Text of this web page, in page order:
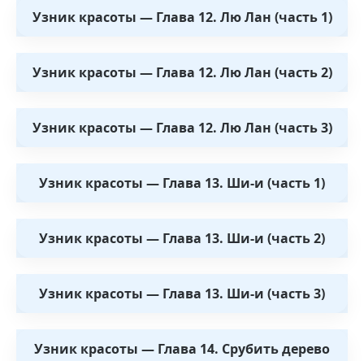
Узник красоты — Глава 12. Лю Лан (часть 1)
Узник красоты — Глава 12. Лю Лан (часть 2)
Узник красоты — Глава 12. Лю Лан (часть 3)
Узник красоты — Глава 13. Ши-и (часть 1)
Узник красоты — Глава 13. Ши-и (часть 2)
Узник красоты — Глава 13. Ши-и (часть 3)
Узник красоты — Глава 14. Срубить дерево